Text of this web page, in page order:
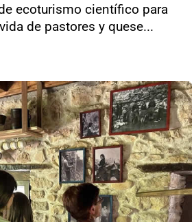
ecoturismo científico para
de pastores y quese...